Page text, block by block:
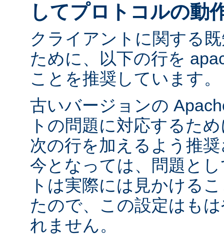
してプロトコルの動
クライアントに関する
ために、以下の行を
ことを推奨しています。
古いバージョンの
トの問題に対応するた
次の行を加えるよう推
今となっては、問題と
トは実際には見かける
たので、この設定はも
れません。